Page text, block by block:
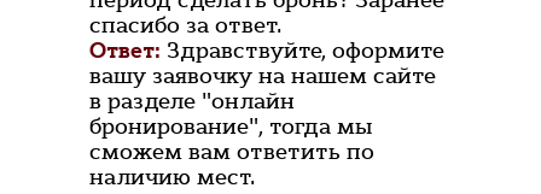
спасибо за ответ.
Ответ: Здравствуйте, оформите
вашу заявочку на нашем сайте
в разделе "онлайн
бронирование", тогда мы
сможем вам ответить по
наличию мест.